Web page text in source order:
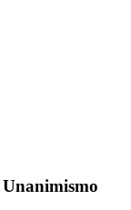
Unanimismo